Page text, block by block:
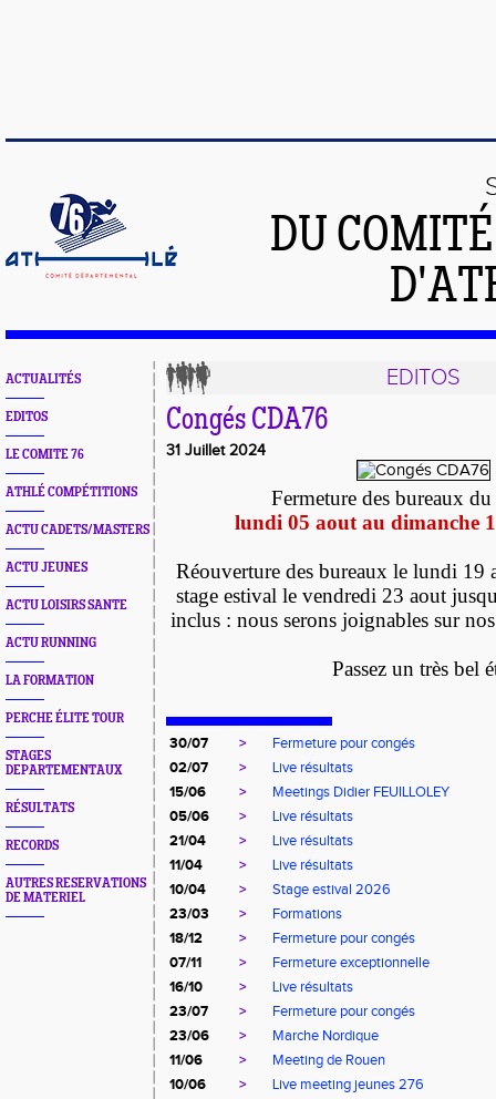
DU
ACTUALITÉS
EDITOS
LE COMITE 76
ATHLÉ COMPÉTITIONS
ACTU CADETS/MASTERS
ACTU JEUNES
ACTU LOISIRS SANTE
ACTU RUNNING
LA FORMATION
PERCHE ÉLITE TOUR
STAGES
DEPARTEMENTAUX
RÉSULTATS
RECORDS
AUTRES RESERVATIONS
DE MATERIEL
EDITOS
Congés CDA76
31 Juillet 2024
Fermeture des bureaux
lundi 05 aout au dimanche
Réouverture des bureaux le lundi 19
stage estival le vendredi 23 aout
inclus : nous serons joignables sur
Passez un très bel
30/07 >
Fermeture pour congés
02/07
>
Live résultats
15/06
>
Meetings Didier FEUILLOLEY
05/06
>
Live résultats
21/04
>
Live résultats
11/04
>
Live résultats
10/04
>
Stage estival 2026
23/03
>
Formations
18/12
>
Fermeture pour congés
07/11
>
Fermeture exceptionnelle
16/10
>
Live résultats
23/07
>
Fermeture pour congés
23/06
>
Marche Nordique
11/06
>
Meeting de Rouen
10/06
>
Live meeting jeunes 276